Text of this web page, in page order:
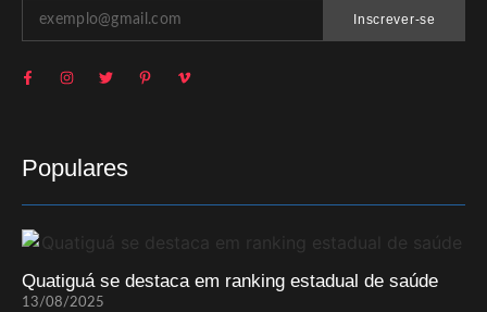
Inscrever-se
Populares
Quatiguá se destaca em ranking estadual de saúde
13/08/2025